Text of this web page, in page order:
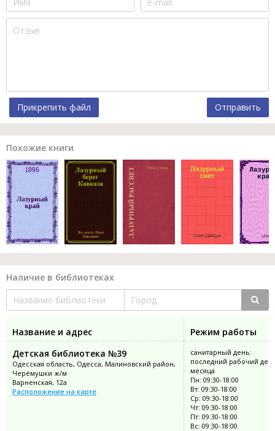
Прикрепить файл Отправить
Похожие книги
Наличие в библиотеках
Название и адрес
Режим работы
Детская библиотека №39
Одесская область, Одесса, Малиновский район,
Черёмушки ж/м
Варненская, 12а
Расположение на карте
санитарный день:
последний рабочий
месяца
Пн: 09:30-18:00
Вт: 09:30-18:00
Ср: 09:30-18:00
Чт: 09:30-18:00
Пт: 09:30-18:00
Вс: 09:30-18:00